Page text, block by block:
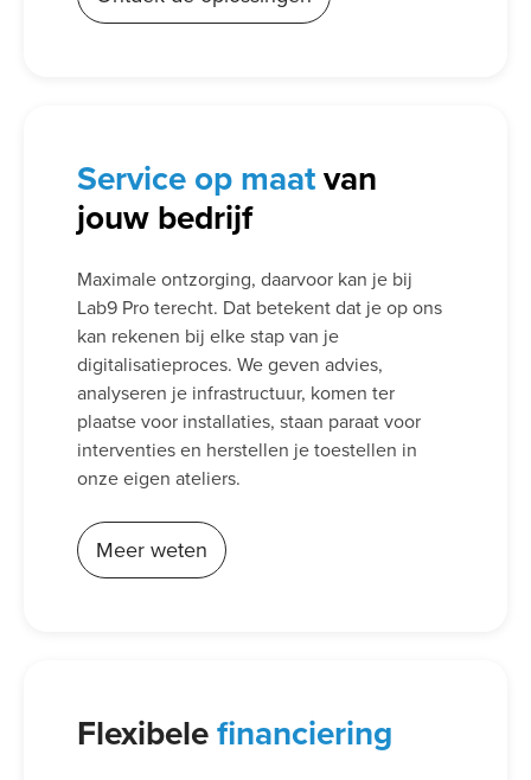
Serviceop maatvan
jouw bedrijf
Maximale ontzorging, daarvoor kan je bij
Lab9 Pro terecht. Dat betekent dat je op ons
kan rekenen bij elke stap van je
digitalisatieproces. We geven advies,
analyseren je infrastructuur, komen ter
plaatse voor installaties, staan paraat voor
interventies en herstellen je toestellen in
onze eigen ateliers.
Meer weten
Flexibelefinanciering